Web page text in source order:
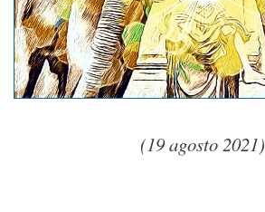
(19 agosto 2021)